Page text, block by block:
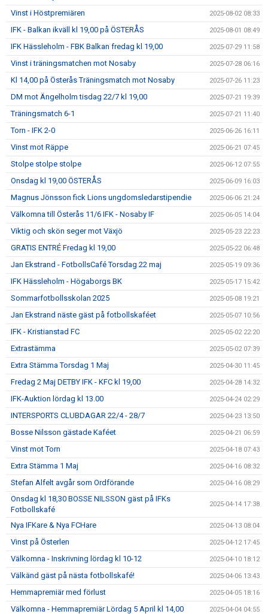
Vinst i Höstpremiären 2025-08-02 08:33
IFK - Balkan ikväll kl 19,00 på ÖSTERÅS 2025-08-01 08:49
IFK Hässleholm - FBK Balkan fredag kl 19,00 2025-07-29 11:58
Vinst i träningsmatchen mot Nosaby 2025-07-28 06:16
Kl 14,00 på Österås Träningsmatch mot Nosaby 2025-07-26 11:23
DM mot Ängelholm tisdag 22/7 kl 19,00 2025-07-21 19:39
Träningsmatch 6-1 2025-07-21 11:40
Torn - IFK 2-0 2025-06-26 16:11
Vinst mot Räppe 2025-06-21 07:45
Stolpe stolpe stolpe 2025-06-12 07:55
Onsdag kl 19,00 ÖSTERÅS 2025-06-09 16:03
Magnus Jönsson fick Lions ungdomsledarstipendie 2025-06-06 21:24
Välkomna till Österås 11/6 IFK - Nosaby IF 2025-06-05 14:04
Viktig och skön seger mot Växjö 2025-05-23 22:23
GRATIS ENTRÉ Fredag kl 19,00 2025-05-22 06:48
Jan Ekstrand - FotbollsCafé Torsdag 22 maj 2025-05-19 09:36
IFK Hässleholm - Högaborgs BK 2025-05-17 15:42
Sommarfotbollsskolan 2025 2025-05-08 19:21
Jan Ekstrand näste gäst på fotbollskaféet 2025-05-07 10:56
IFK - Kristianstad FC 2025-05-02 22:20
Extrastämma 2025-05-02 07:39
Extra Stämma Torsdag 1 Maj 2025-04-30 11:45
Fredag 2 Maj DETBY IFK - KFC kl 19,00 2025-04-28 14:32
IFK-Auktion lördag kl 13.00 2025-04-24 02:29
INTERSPORTS CLUBDAGAR 22/4 - 28/7 2025-04-23 13:50
Bosse Nilsson gästade Kaféet 2025-04-21 06:59
Vinst mot Torn 2025-04-18 07:43
Extra Stämma 1 Maj 2025-04-16 08:32
Stefan Alfelt avgår som Ordförande 2025-04-16 08:29
Onsdag kl 18,30 BOSSE NILSSON gäst på IFKs
Fotbollskafé
2025-04-14 17:38
Nya IFKare & Nya FCHare 2025-04-13 08:04
Vinst på Österlen 2025-04-12 17:45
Välkomna - Inskrivning lördag kl 10-12 2025-04-10 18:12
Välkänd gäst på nästa fotbollskafé! 2025-04-06 13:43
Hemmapremiär med förlust 2025-04-05 18:16
Välkomna - Hemmapremiär Lördag 5 April kl 14,00 2025-04-04 04:55